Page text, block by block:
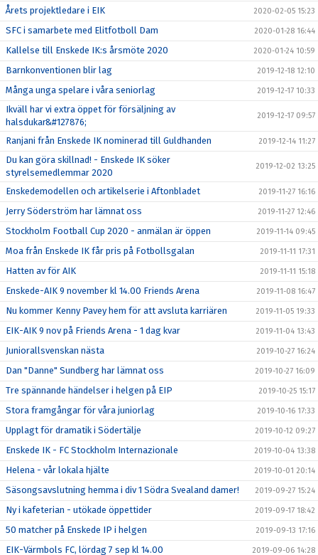
Årets projektledare i EIK 2020-02-05 15:23
SFC i samarbete med Elitfotboll Dam 2020-01-28 16:44
Kallelse till Enskede IK:s årsmöte 2020 2020-01-24 10:59
Barnkonventionen blir lag 2019-12-18 12:10
Många unga spelare i våra seniorlag 2019-12-17 10:33
Ikväll har vi extra öppet för försäljning av
halsdukar&#127876;
2019-12-17 09:57
Ranjani från Enskede IK nominerad till Guldhanden 2019-12-14 11:27
Du kan göra skillnad! - Enskede IK söker
styrelsemedlemmar 2020
2019-12-02 13:25
Enskedemodellen och artikelserie i Aftonbladet 2019-11-27 16:16
Jerry Söderström har lämnat oss 2019-11-27 12:46
Stockholm Football Cup 2020 - anmälan är öppen 2019-11-14 09:45
Moa från Enskede IK får pris på Fotbollsgalan 2019-11-11 17:31
Hatten av för AIK 2019-11-11 15:18
Enskede-AIK 9 november kl 14.00 Friends Arena 2019-11-08 16:47
Nu kommer Kenny Pavey hem för att avsluta karriären 2019-11-05 19:33
EIK-AIK 9 nov på Friends Arena - 1 dag kvar 2019-11-04 13:43
Juniorallsvenskan nästa 2019-10-27 16:24
Dan "Danne" Sundberg har lämnat oss 2019-10-27 16:09
Tre spännande händelser i helgen på EIP 2019-10-25 15:17
Stora framgångar för våra juniorlag 2019-10-16 17:33
Upplagt för dramatik i Södertälje 2019-10-12 09:27
Enskede IK - FC Stockholm Internazionale 2019-10-04 13:38
Helena - vår lokala hjälte 2019-10-01 20:14
Säsongsavslutning hemma i div 1 Södra Svealand damer! 2019-09-27 15:24
Ny i kafeterian - utökade öppettider 2019-09-17 18:42
50 matcher på Enskede IP i helgen 2019-09-13 17:16
EIK-Värmbols FC, lördag 7 sep kl 14.00 2019-09-06 14:28